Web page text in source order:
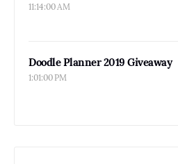
11:14:00 AM
Doodle Planner 2019 Giveaway
1:01:00 PM